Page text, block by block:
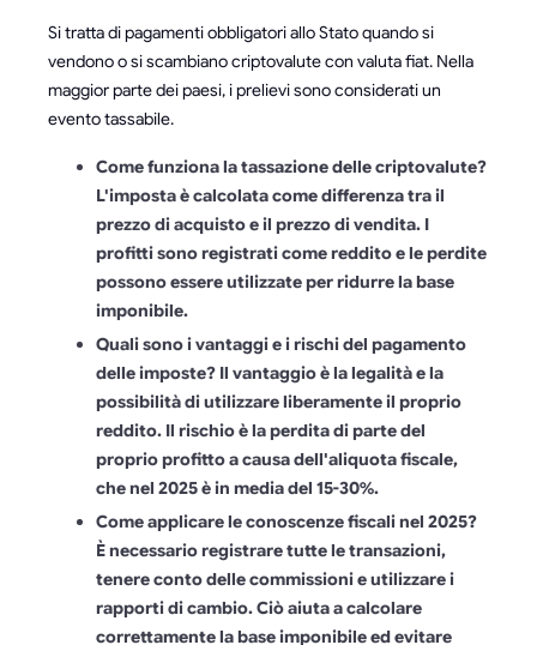
Si tratta di pagamenti obbligatori allo Stato quando si
vendono o si scambiano criptovalute con valuta fiat. Nella
maggior parte dei paesi, i prelievi sono considerati un
evento tassabile.
Come funziona la tassazione delle criptovalute?
L'imposta è calcolata come differenza tra il
prezzo di acquisto e il prezzo di vendita. I
profitti sono registrati come reddito e le perdite
possono essere utilizzate per ridurre la base
imponibile.
Quali sono i vantaggi e i rischi del pagamento
delle imposte? Il vantaggio è la legalità e la
possibilità di utilizzare liberamente il proprio
reddito. Il rischio è la perdita di parte del
proprio profitto a causa dell'aliquota fiscale,
che nel 2025 è in media del 15-30%.
Come applicare le conoscenze fiscali nel 2025?
È necessario registrare tutte le transazioni,
tenere conto delle commissioni e utilizzare i
rapporti di cambio. Ciò aiuta a calcolare
correttamente la base imponibile ed evitare